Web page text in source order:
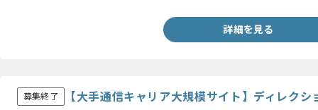
詳細を見る
募集終了 【大手通信キャリア大規模サイト】ディレク